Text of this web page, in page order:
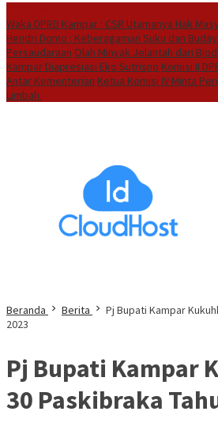
Waka DPRD Kampar : CSR Utamanya Hak
Hendri Domo : Keberagaman Suku dan
Persaudaraan Olah Minyak Jelantah dari
Kampar Diapresiasi Eko Sutrisno Komisi II
Antar Kementerian Ketua Komisi IV Minta
Limbah
Beranda Berita
Pj Bupati Kampar
2023
Pj Bupati Kampar
30 Paskibraka